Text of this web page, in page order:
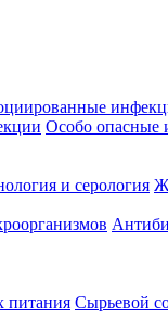
Особо опасные
и серология
питания Сырьевой